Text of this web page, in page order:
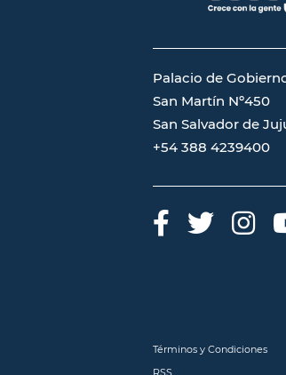
Palacio de
San Martín Nº450
San Salvador de
+54 388 4239400
Términos y Condiciones
RSS